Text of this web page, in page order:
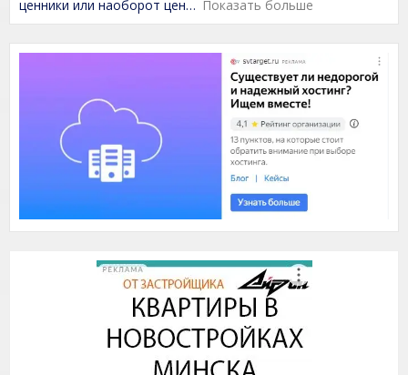
t
o
5
ценники или наоборот цен Показать больше